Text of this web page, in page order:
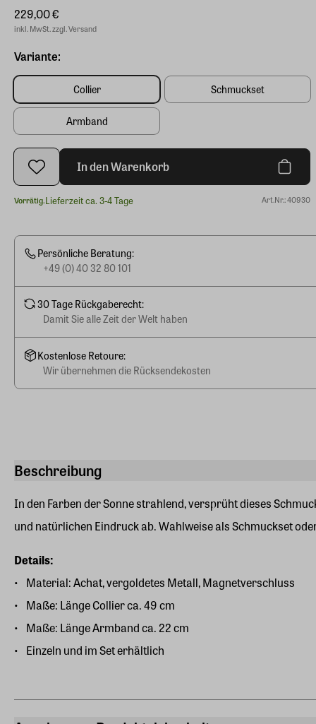
Beschreibung
In den Farben der Sonne strahlend, versprüht dieses
und natürlichen Eindruck ab. Wahlweise als Schmuckset
Details:
Material: Achat, vergoldetes Metall, Magnetverschluss
Maße: Länge Collier ca. 49 cm
Maße: Länge Armband ca. 22 cm
Einzeln und im Set erhältlich
229,00 €
inkl. MwSt. zzgl. Versand
Variante:
Collier Schmuckset
Armband
In den Warenkorb
Vorrätig.Lieferzeit ca. 3-4 Tage Art.Nr.: 40930
Persönliche Beratung:
+49 (0) 40 32 80 101
30 Tage Rückgaberecht:
Damit Sie alle Zeit der Welt haben
Kostenlose Retoure:
Wir übernehmen die Rücksendekosten